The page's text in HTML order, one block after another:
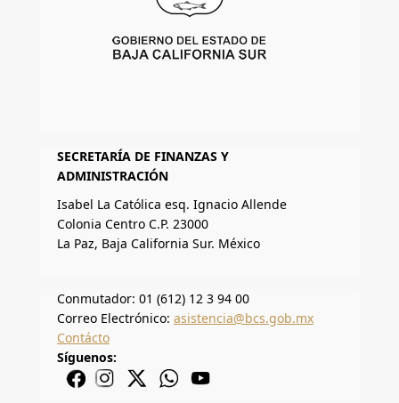
SECRETARÍA DE FINANZAS Y
ADMINISTRACIÓN
Isabel La Católica esq. Ignacio Allende
Colonia Centro C.P. 23000
La Paz, Baja California Sur. México
Conmutador: 01 (612) 12 3 94 00
Correo Electrónico: asistencia@bcs.gob.mx
Contácto
Síguenos: